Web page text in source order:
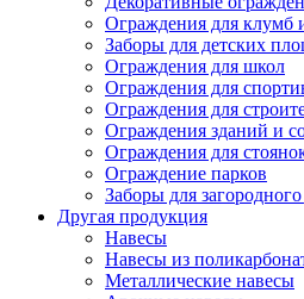
Ограждения для клумб
Заборы для детских
Ограждения для школ
Ограждения для
Ограждения для
Ограждения зданий и
Ограждения для
Ограждение парков
Заборы для
Другая продукция
Навесы
Навесы из
Металлические навесы